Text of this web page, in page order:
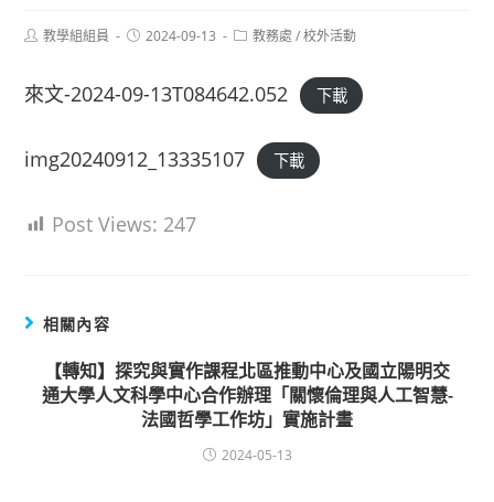
Post教學組組員
Post2024-09-13
Post教務處 / 校外活動
來文-2024-09-13T084642.052 下載
img20240912_13335107 下載
Post Views: 247
相關內容
【轉知】探究與實作課程北區推動中心及國立陽明交
通大學人文科學中心合作辦理「關懷倫理與人工智慧-
法國哲學工作坊」實施計畫
2024-05-13